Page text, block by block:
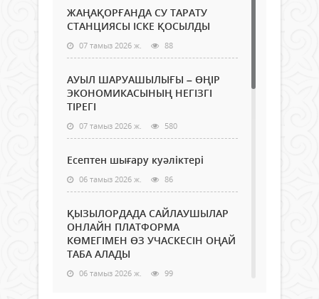
ЖАҢАҚОРҒАНДА СУ ТАРАТУ
СТАНЦИЯСЫ ІСКЕ ҚОСЫЛДЫ
07 тамыз 2026 ж. 88
АУЫЛ ШАРУАШЫЛЫҒЫ – ӨҢІР
ЭКОНОМИКАСЫНЫҢ НЕГІЗГІ
ТІРЕГІ
07 тамыз 2026 ж. 580
Есептен шығару куәліктері
06 тамыз 2026 ж. 86
ҚЫЗЫЛОРДАДА САЙЛАУШЫЛАР
ОНЛАЙН ПЛАТФОРМА
КӨМЕГІМЕН ӨЗ УЧАСКЕСІН ОҢАЙ
ТАБА АЛАДЫ
06 тамыз 2026 ж. 99